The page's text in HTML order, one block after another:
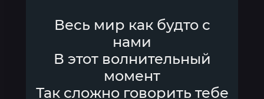
Весь мир как будто с
нами
В этот волнительный
момент
Так сложно говорить тебе